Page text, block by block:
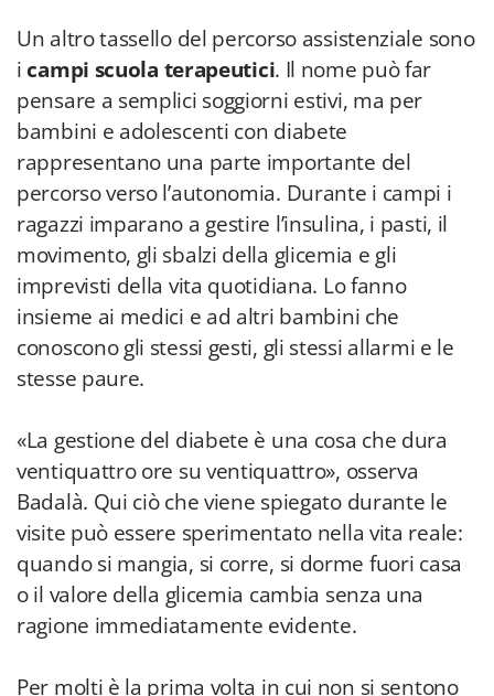
Un altro tassello del percorso assistenziale sono
i campi scuola terapeutici. Il nome può far
pensare a semplici soggiorni estivi, ma per
bambini e adolescenti con diabete
rappresentano una parte importante del
percorso verso l’autonomia. Durante i campi i
ragazzi imparano a gestire l’insulina, i pasti, il
movimento, gli sbalzi della glicemia e gli
imprevisti della vita quotidiana. Lo fanno
insieme ai medici e ad altri bambini che
conoscono gli stessi gesti, gli stessi allarmi e le
stesse paure.
«La gestione del diabete è una cosa che dura
ventiquattro ore su ventiquattro», osserva
Badalà. Qui ciò che viene spiegato durante le
visite può essere sperimentato nella vita reale:
quando si mangia, si corre, si dorme fuori casa
o il valore della glicemia cambia senza una
ragione immediatamente evidente.
Per molti è la prima volta in cui non si sentono